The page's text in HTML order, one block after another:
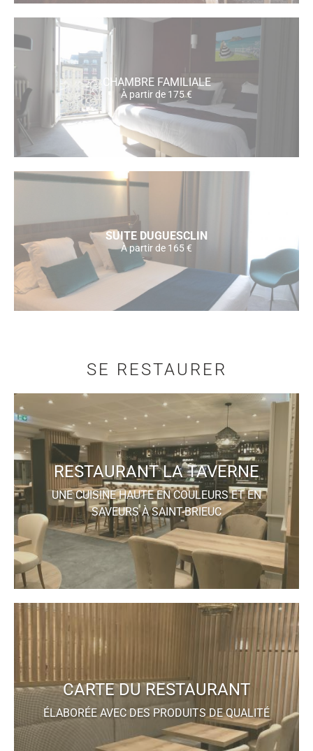
CHAMBRE FAMILIALE
À partir de 175 €
SUITE DUGUESCLIN
À partir de 165 €
SE RESTAURER
RESTAURANT LA TAVERNE
UNE CUISINE HAUTE EN COULEURS ET EN
SAVEURS À SAINT-BRIEUC
CARTE DU RESTAURANT
ÉLABORÉE AVEC DES PRODUITS DE QUALITÉ